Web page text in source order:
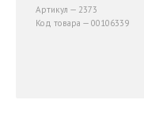
Артикул — 2373
Код товара — 00106339